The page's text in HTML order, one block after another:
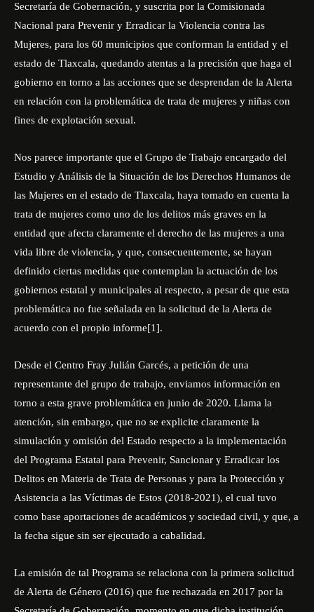
Secretaría de Gobernación, y suscrita por la Comisionada
Nacional para Prevenir y Erradicar la Violencia contra las
Mujeres, para los 60 municipios que conforman la entidad y el
estado de Tlaxcala, quedando atentas a la precisión que haga el
gobierno en torno a las acciones que se desprendan de la Alerta
en relación con la problemática de trata de mujeres y niñas con
fines de explotación sexual.
Nos parece importante que el Grupo de Trabajo encargado del
Estudio y Análisis de la Situación de los Derechos Humanos de
las Mujeres en el estado de Tlaxcala, haya tomado en cuenta la
trata de mujeres como uno de los delitos más graves en la
entidad que afecta claramente el derecho de las mujeres a una
vida libre de violencia, y que, consecuentemente, se hayan
definido ciertas medidas que contemplan la actuación de los
gobiernos estatal y municipales al respecto, a pesar de que esta
problemática no fue señalada en la solicitud de la Alerta de
acuerdo con el propio informe[1].
Desde el Centro Fray Julián Garcés, a petición de una
representante del grupo de trabajo, enviamos información en
torno a esta grave problemática en junio de 2020. Llama la
atención, sin embargo, que no se explicite claramente la
simulación y omisión del Estado respecto a la implementación
del Programa Estatal para Prevenir, Sancionar y Erradicar los
Delitos en Materia de Trata de Personas y para la Protección y
Asistencia a las Víctimas de Estos (2018-2021), el cual tuvo
como base aportaciones de académicos y sociedad civil, y que, a
la fecha sigue sin ser ejecutado a cabalidad.
La emisión de tal Programa se relaciona con la primera solicitud
de Alerta de Género (2016) que fue rechazada en 2017 por la